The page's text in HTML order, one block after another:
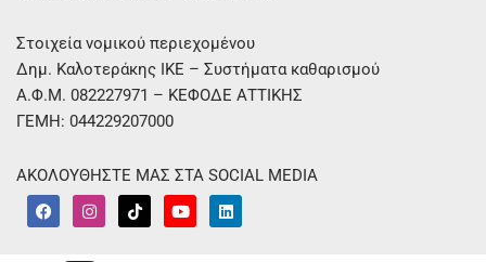
Στοιχεία νομικού περιεχομένου
Δημ. Καλοτεράκης ΙΚΕ – Συστήματα καθαρισμού
Α.Φ.Μ. 082227971 – ΚΕΦΟΔΕ ΑΤΤΙΚΗΣ
ΓΕΜΗ: 044229207000
ΑΚΟΛΟΥΘΗΣΤΕ ΜΑΣ ΣΤΑ SOCIAL MEDIA
F
a
I
n
T
i
Y
o
L
i